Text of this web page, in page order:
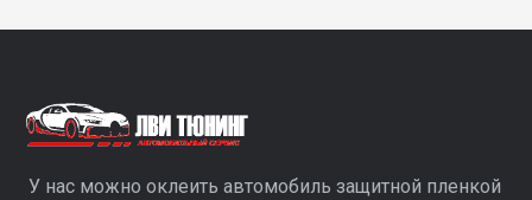
У нас можно оклеить автомобиль защитной пленкой